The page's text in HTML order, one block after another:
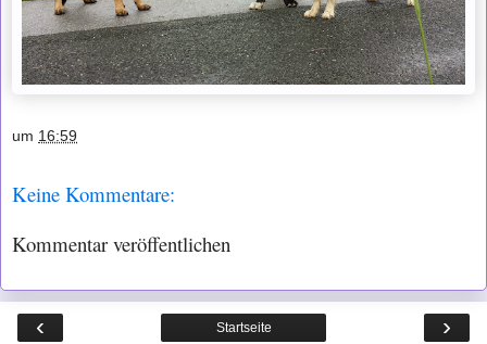
um 16:59
Keine Kommentare:
Kommentar veröffentlichen
‹ ›
Startseite